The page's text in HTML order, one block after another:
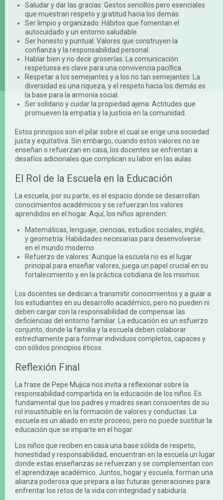
Saludar y dar las gracias: Gestos sencillos pero esenciales
que muestran respeto y gratitud hacia los demás.
Ser limpio y organizado: Hábitos que fomentan el
autocuidado y un entorno saludable.
Ser honesto y puntual: Valores que construyen la
confianza y la responsabilidad personal.
Hablar bien y no decir groserías: La comunicación
respetuosa es clave para una convivencia pacífica.
Respetar a los semejantes y a los no tan semejantes: La
diversidad es una riqueza, y el respeto hacia los demás es
la base para la armonía social.
Ser solidario y cuidar la propiedad ajena: Actitudes que
promueven la empatía y la justicia en la comunidad.
Estos principios son el pilar sobre el cual se erige una sociedad
justa y equitativa. Sin embargo, cuando estos valores no se
enseñan o refuerzan en casa, los docentes se enfrentan a
desafíos adicionales que complican su labor en las aulas.
El Rol de la Escuela en la Educación
La escuela, por su parte, es el espacio donde se desarrollan
conocimientos académicos y se refuerzan los valores
aprendidos en el hogar. Aquí, los niños aprenden:
Matemáticas, lenguaje, ciencias, estudios sociales, inglés,
y geometría: Habilidades necesarias para desenvolverse
en el mundo moderno.
Refuerzo de valores: Aunque la escuela no es el lugar
principal para enseñar valores, juega un papel crucial en su
fortalecimiento y en la práctica cotidiana de los mismos.
Los docentes se dedican a transmitir conocimientos y a guiar a
los estudiantes en su desarrollo académico, pero no pueden ni
deben cargar con la responsabilidad de compensar las
deficiencias del entorno familiar. La educación es un esfuerzo
conjunto, donde la familia y la escuela deben colaborar
estrechamente para formar individuos completos, capaces y
con sólidos principios éticos.
Reflexión Final
La frase de Pepe Mujica nos invita a reflexionar sobre la
responsabilidad compartida en la educación de los niños. Es
fundamental que los padres y madres sean conscientes de su
rol insustituible en la formación de valores y conductas. La
escuela es un aliado en este proceso, pero no puede sustituir la
educación que se imparte en el hogar.
Los niños que reciben en casa una base sólida de respeto,
honestidad y responsabilidad, encuentran en la escuela un lugar
donde estas enseñanzas se refuerzan y se complementan con
el aprendizaje académico. Juntos, hogar y escuela, forman una
alianza poderosa que prepara a las futuras generaciones para
enfrentar los retos de la vida con integridad y sabiduría.